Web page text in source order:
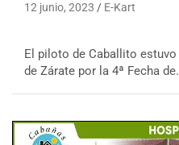
12 junio, 2023 E-Kart
El piloto de Caballito
de Zárate por la 4ª Fecha